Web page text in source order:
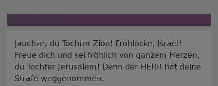
Jauchze, du Tochter Zion! Frohlocke, Israel!
Freue dich und sei fröhlich von ganzem Herzen,
du Tochter Jerusalem! Denn der HERR hat deine
Strafe weggenommen.